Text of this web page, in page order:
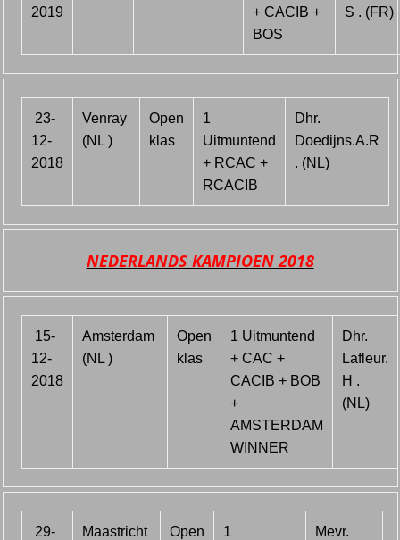
2019
+ CACIB +
BOS
S . (FR)
23-
12-
2018
Venray
(NL )
Open
klas
1
Uitmuntend
+ RCAC +
RCACIB
Dhr.
Doedijns.A.R
. (NL)
NEDERLANDS KAMPIOEN 2018
15-
12-
2018
Amsterdam
(NL )
Open
klas
1 Uitmuntend
+ CAC +
CACIB + BOB
+
AMSTERDAM
WINNER
Dhr.
Lafleur.
H .
(NL)
29-
Maastricht
Open
1
Mevr.